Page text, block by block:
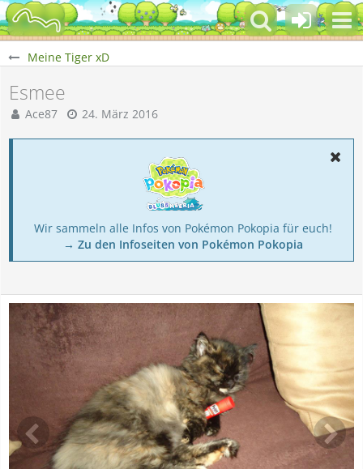
Meine Tiger xD
Esmee
Ace87 24. März 2016
Wir sammeln alle Infos von Pokémon Pokopia für euch!
→ Zu den Infoseiten von Pokémon Pokopia